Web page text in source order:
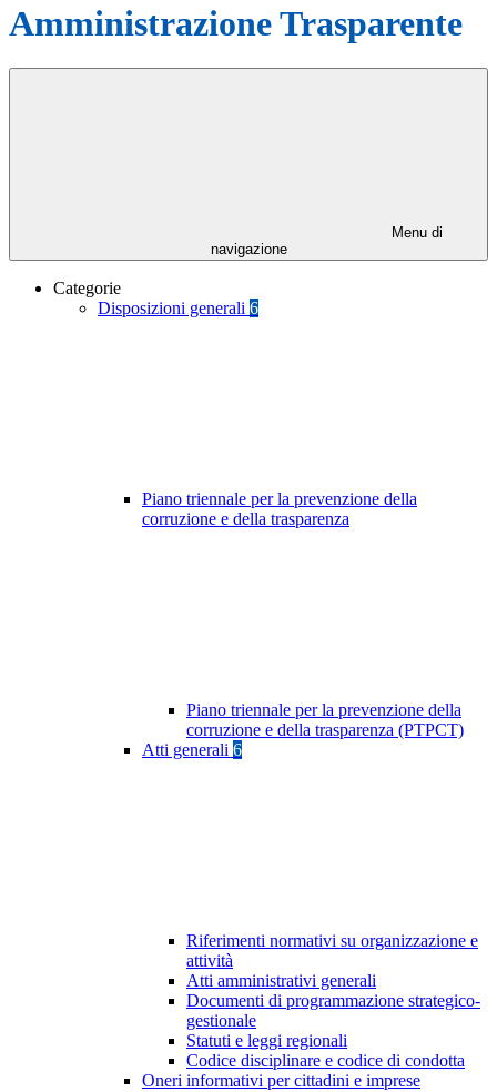
Amministrazione Trasparente
Menu di
navigazione
Categorie
Disposizioni generali 6
Piano triennale per la prevenzione della
corruzione e della trasparenza
Piano triennale per la prevenzione della
corruzione e della trasparenza (PTPCT)
Atti generali 6
Riferimenti normativi su organizzazione e
attività
Atti amministrativi generali
Documenti di programmazione strategico-
gestionale
Statuti e leggi regionali
Codice disciplinare e codice di condotta
Oneri informativi per cittadini e imprese